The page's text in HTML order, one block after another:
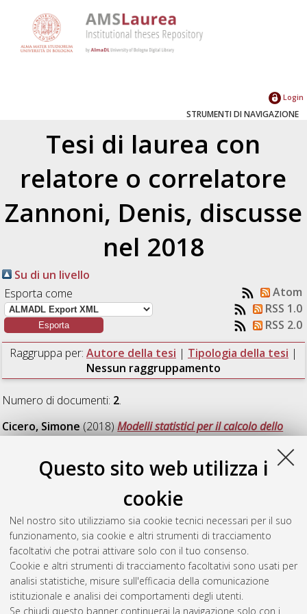
Questo sito web utilizza i
cookie
Nel nostro sito utilizziamo sia cookie tecnici necessari per il suo
funzionamento, sia cookie e altri strumenti di tracciamento
facoltativi che potrai attivare solo con il tuo consenso.
Cookie e altri strumenti di tracciamento facoltativi sono usati per
analisi statistiche, misure sull'efficacia della comunicazione
istituzionale e analisi dei comportamenti degli utenti.
Se chiudi questo banner continuerai la navigazione solo con i
Login
STRUMENTI DI NAVIGAZIONE
Tesi di laurea con
relatore o correlatore
Zannoni, Denis, discusse
nel 2018
Su di un livello
Esporta come
Atom
RSS 1.0
RSS 2.0
Raggruppa per: Autore della tesi | Tipologia della tesi |
Nessun raggruppamento
Numero di documenti: 2.
Cicero, Simone(2018)Modelli statistici per il calcolo dello
stock di carbonio nei suoli: applicazione al database della
[Laurea magistrale], Università di
Bologna, Corso di Studio inAnalisi e gestione dell'ambiente
(Roth) G. Don per un possibile impiego in attività di fitorimedio
di suoli contaminati.[Laurea magistrale], Università di
Bologna, Corso di Studio in Analisi e gestione dell'ambiente
[LM-DM270] - Ravenna, Documento ad accesso riservato.
Questa lista e' stata generata ilFri Aug 7 11:23:44 2026 CEST